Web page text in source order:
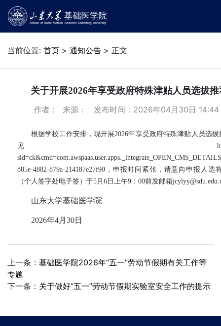
当前位置: 首页 > 通知公告 > 正文
关于开展2026年享受政府特殊津贴人员选拔
作者： 来源： 发布时间：2026年04月30日
根据学校工作安排，现开展2026年享受政府特殊津贴人员选
见https://
885e-4882-879a-214187e27f90，申报时间紧张，请意向申报人选
（个人签字处电子签）于5月6日上午9：00前发邮箱
山东大学基础医学院
2026年4月 30日
上一条： 基础医学院2026年“五一”劳动节假期有关工作等
专题
下一条： 关于做好“五一”劳动节假期实验室安全工作的提示